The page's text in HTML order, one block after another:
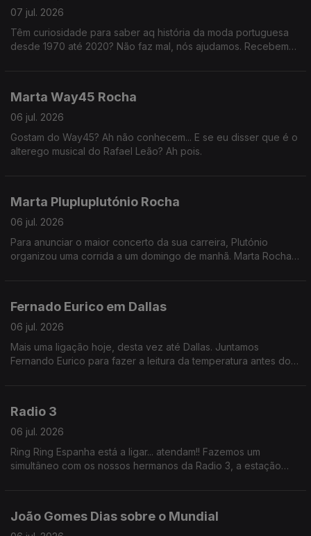
07 jul. 2026
Têm curiosidade para saber aq história da moda portuguesa
desde 1970 até 2020? Não faz mal, nós ajudamos. Recebemos
Marta Way45 Rocha
06 jul. 2026
Gostam do Way45? Ah não conhecem... E se eu disser que é o
alterego musical do Rafael Leão? Ah pois.
Marta Plupluplutónio Rocha
06 jul. 2026
Para anunciar o maior concerto da sua carreira, Plutónio
organizou uma corrida a um domingo de manhã. Marta Rocha
Fernado Eurico em Dallas
06 jul. 2026
Mais uma ligação hoje, desta vez até Dallas. Juntamos
Fernando Eurico para fazer a leitura da temperatura antes do
Radio 3
06 jul. 2026
Ring Ring Espanha está a ligar... atendam!! Fazemos um
simultâneo com os nossos hermanos da Radio 3, a estação
João Gomes Dias sobre o Mundial